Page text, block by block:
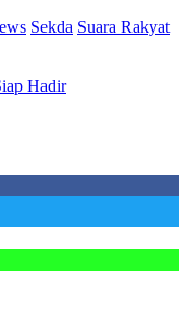
Sekda Suara Rakyat
Hadir